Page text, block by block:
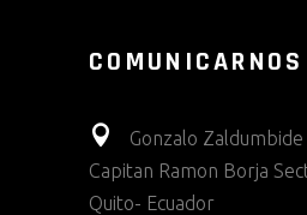
COMUNICARNOS
Gonzalo
Capitan Ramon Borja
Quito- Ecuador